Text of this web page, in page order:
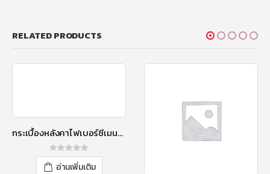
RELATED PRODUCTS
กระเบื้องหลังคาไฟเบอร์ซีเมนต์ เอสซีจี รุ่นลอนคู่ (ความยาว 150 ซม.) ม่วงประกายมุก
0out of 5
อ่านเพิ่มเติม